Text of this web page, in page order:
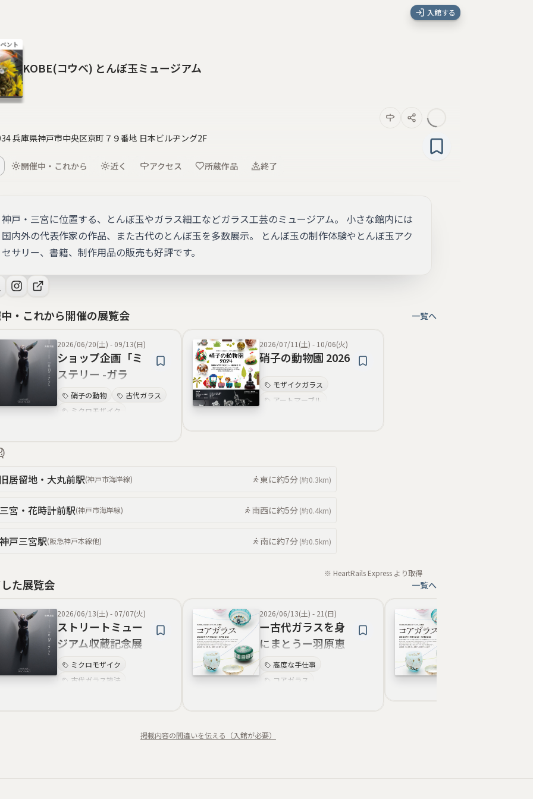
入館する
KOBE(コウベ) とんぼ玉ミュージアム
兵庫県神戸市中央区京町７９番地 日本ビルヂング2F
開催中・これから 近く アクセス 所蔵作品 終了
神戸・三宮に位置する、とんぼ玉やガラス細工などガラス工芸のミュージアム。 小さな館内には
国内外の代表作家の作品、また古代のとんぼ玉を多数展示。 とんぼ玉の制作体験やとんぼ玉アク
セサリー、書籍、制作用品の販売も好評です。
・これから開催の展覧会 一覧へ
2026/06/20(土) - 09/13(日)
ショップ企画「ミ
ステリー -ガラ
ス-」
硝子の動物
古代ガラス
ミクロモザイク
ガラス工芸
2026/07/11(土) - 10/06(火)
硝子の動物園 2026
モザイクガラス
アートマーブル
ガラス細工
旧居留地・大丸前駅(神戸市海岸線) 東に約5分(約0.3km)
三宮・花時計前駅(神戸市海岸線) 南西に約5分(約0.4km)
神戸三宮駅(阪急神戸本線他) 南に約7分(約0.5km)
※ HeartRails Express より取得
た展覧会 一覧へ
2026/06/13(土) - 07/07(火)
ストリートミュー
ジアム収蔵記念展
「矢野太昭 -モザイ
ク的視界-」
ミクロモザイク
古代ガラス技法
2026/06/13(土) - 21(日)
ー古代ガラスを身
にまとうー羽原恵
子ジュエリー展
高度な手仕事
コアガラス
古代ビーズジュエリー
掲載内容の間違いを伝える（入館が必要）